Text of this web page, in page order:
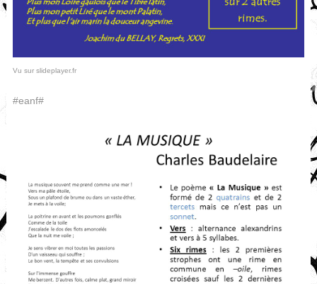
Vu sur slideplayer.fr
#eanf#